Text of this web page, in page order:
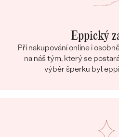
Eppický
Při nakupování online i
na náš tým, který se
výběr šperku byl